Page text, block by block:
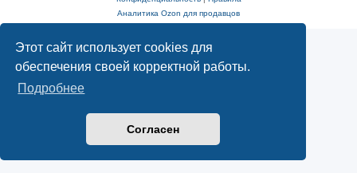
Этот сайт использует cookies для
обеспечения своей корректной работы.
Подробнее
Согласен
Аналитика Ozon для продавцов